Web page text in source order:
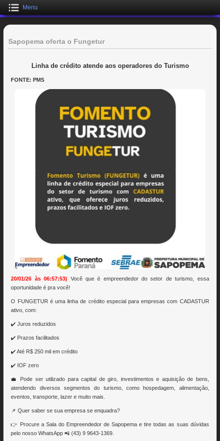
Menu
Sapopema oferta o Fungetur
Linha de crédito atende aos operadores do Turismo
FONTE: PMS
20/01/26 às 06:57:53) Você que é empreendedor do setor de turismo, essa
oportunidade é pra você!
O FUNGETUR é uma linha de crédito especial para empresas com CADASTUR
ativo, com:
✔️ Juros reduzidos
✔️ Prazos facilitados
✔️ Até R$ 250 mil em crédito
✔️ IOF zero
💼 Pode ser utilizado para capital de giro, investimentos e aquisição de bens,
atendendo diversos segmentos do turismo, como hospedagem, alimentação,
eventos, transporte, lazer e muito mais.
📌 Quer saber se sua empresa se enquadra?
👉 Procure a Sala do Empreendedor de Sapopema e tire todas as suas dúvidas
pelo nosso WhatsApp 📲 (43) 9 9643-1369.